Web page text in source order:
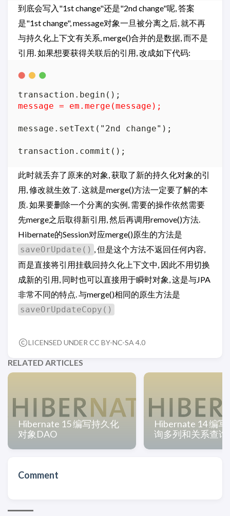
到底会写入"1st change"还是"2nd change"呢, 答案
是"1st change", message对象一旦被分离之后, 就不再
与持久化上下文有关系, merge()合并的是数据, 而不是
引用. 如果想要获得关联后的引用, 改成如下代码:
message = em.merge(message);
message.setText("2nd change");
此时就丢弃了原来的对象, 获取了新的持久化对象的引
用, 修改就生效了. 这就是merge()方法一定要了解的本
质. 如果要删除一个分离的实例, 需要的操作依然需要
先merge之后取得新引用, 然后再调用remove()方法.
Hibernate的Session对应merge()原生的方法是
saveOrUpdate()
, 但是这个方法不返回任何内容,
而是直接将引用挂载回持久化上下文中, 因此不用切换
成新的引用, 同时也可以直接用于瞬时对象, 这是与JPA
非常不同的特点. 与merge()相同的原生方法是
saveOrUpdateCopy()
LICENSED UNDER CC BY-NC-SA 4.0
RELATED ARTICLES
Hibernate 15 编写持久化
对象DAO
Hibernate 14 编写
询多列和关系查询
Comment